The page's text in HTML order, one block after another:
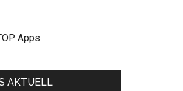
Apps.
AKTUELL